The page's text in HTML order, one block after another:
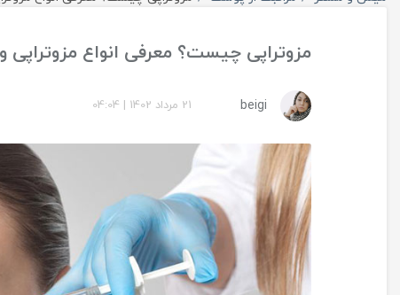
مزوتراپی چیست؟ معرفی انواع مزوتراپی
beigi 21 مرداد 1402 |
04:04